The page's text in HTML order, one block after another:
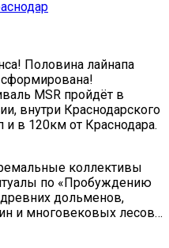
Половина лайнапа
сформирована!
MSR пройдёт в
внутри Краснодарского
и в 120км от Краснодара.
коллективы
по «Пробуждению
дольменов,
и многовековых лесов…